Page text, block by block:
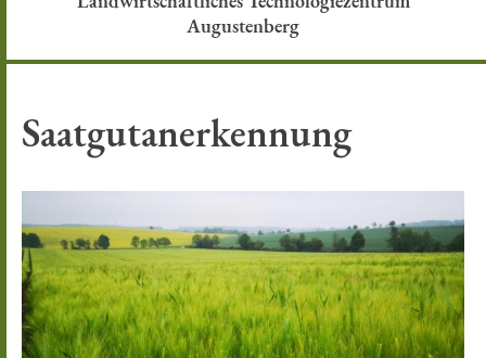
Augustenberg
Saatgutanerkennung